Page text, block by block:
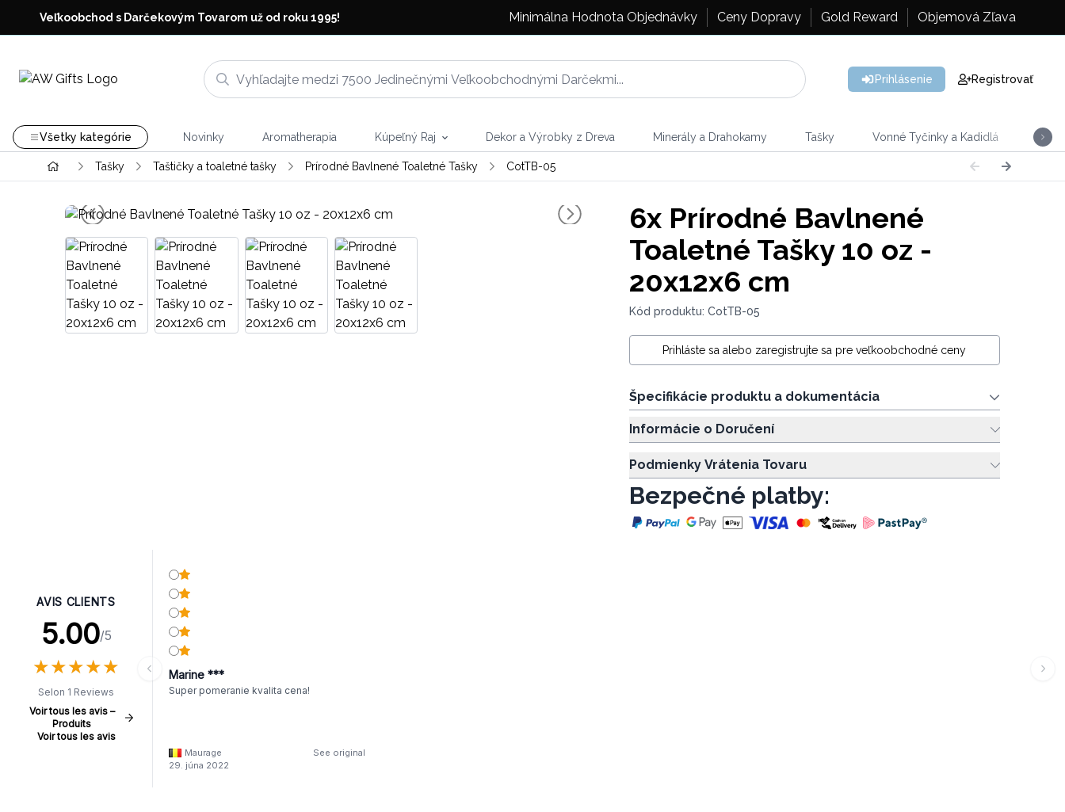
Veľkoobchod s Darčekovým Tovarom už od roku 1995! Minimálna Hodnota Objednávky Ceny Dopravy Gold Reward Objemová Zľava
Prihlásenie Registrovať
Všetky kategórie Novinky Aromatherapia Kúpeľný Raj Dekor a Výrobky z Dreva Minerály a Drahokamy Tašky Vonné Tyčinky a Kadidlá
Tašky Taštičky a toaletné tašky Prírodné Bavlnené Toaletné Tašky CotTB-05
6xPrírodné Bavlnené
Toaletné Tašky 10 oz -
20x12x6 cm
Kód produktu: CotTB-05
Prihláste sa alebo zaregistrujte sa pre veľkoobchodné ceny
Špecifikácie produktu a dokumentácia
Informácie o Doručení
Podmienky Vrátenia Tovaru
Bezpečné platby:
AVIS CLIENTS
5.00/5
★★★★★
★★★★★
Selon 1 Reviews
Voir tous les avis –
Produits
Voir tous les avis
Marine ***
Super pomeranie kvalita cena!
Maurage
See original
29. júna 2022